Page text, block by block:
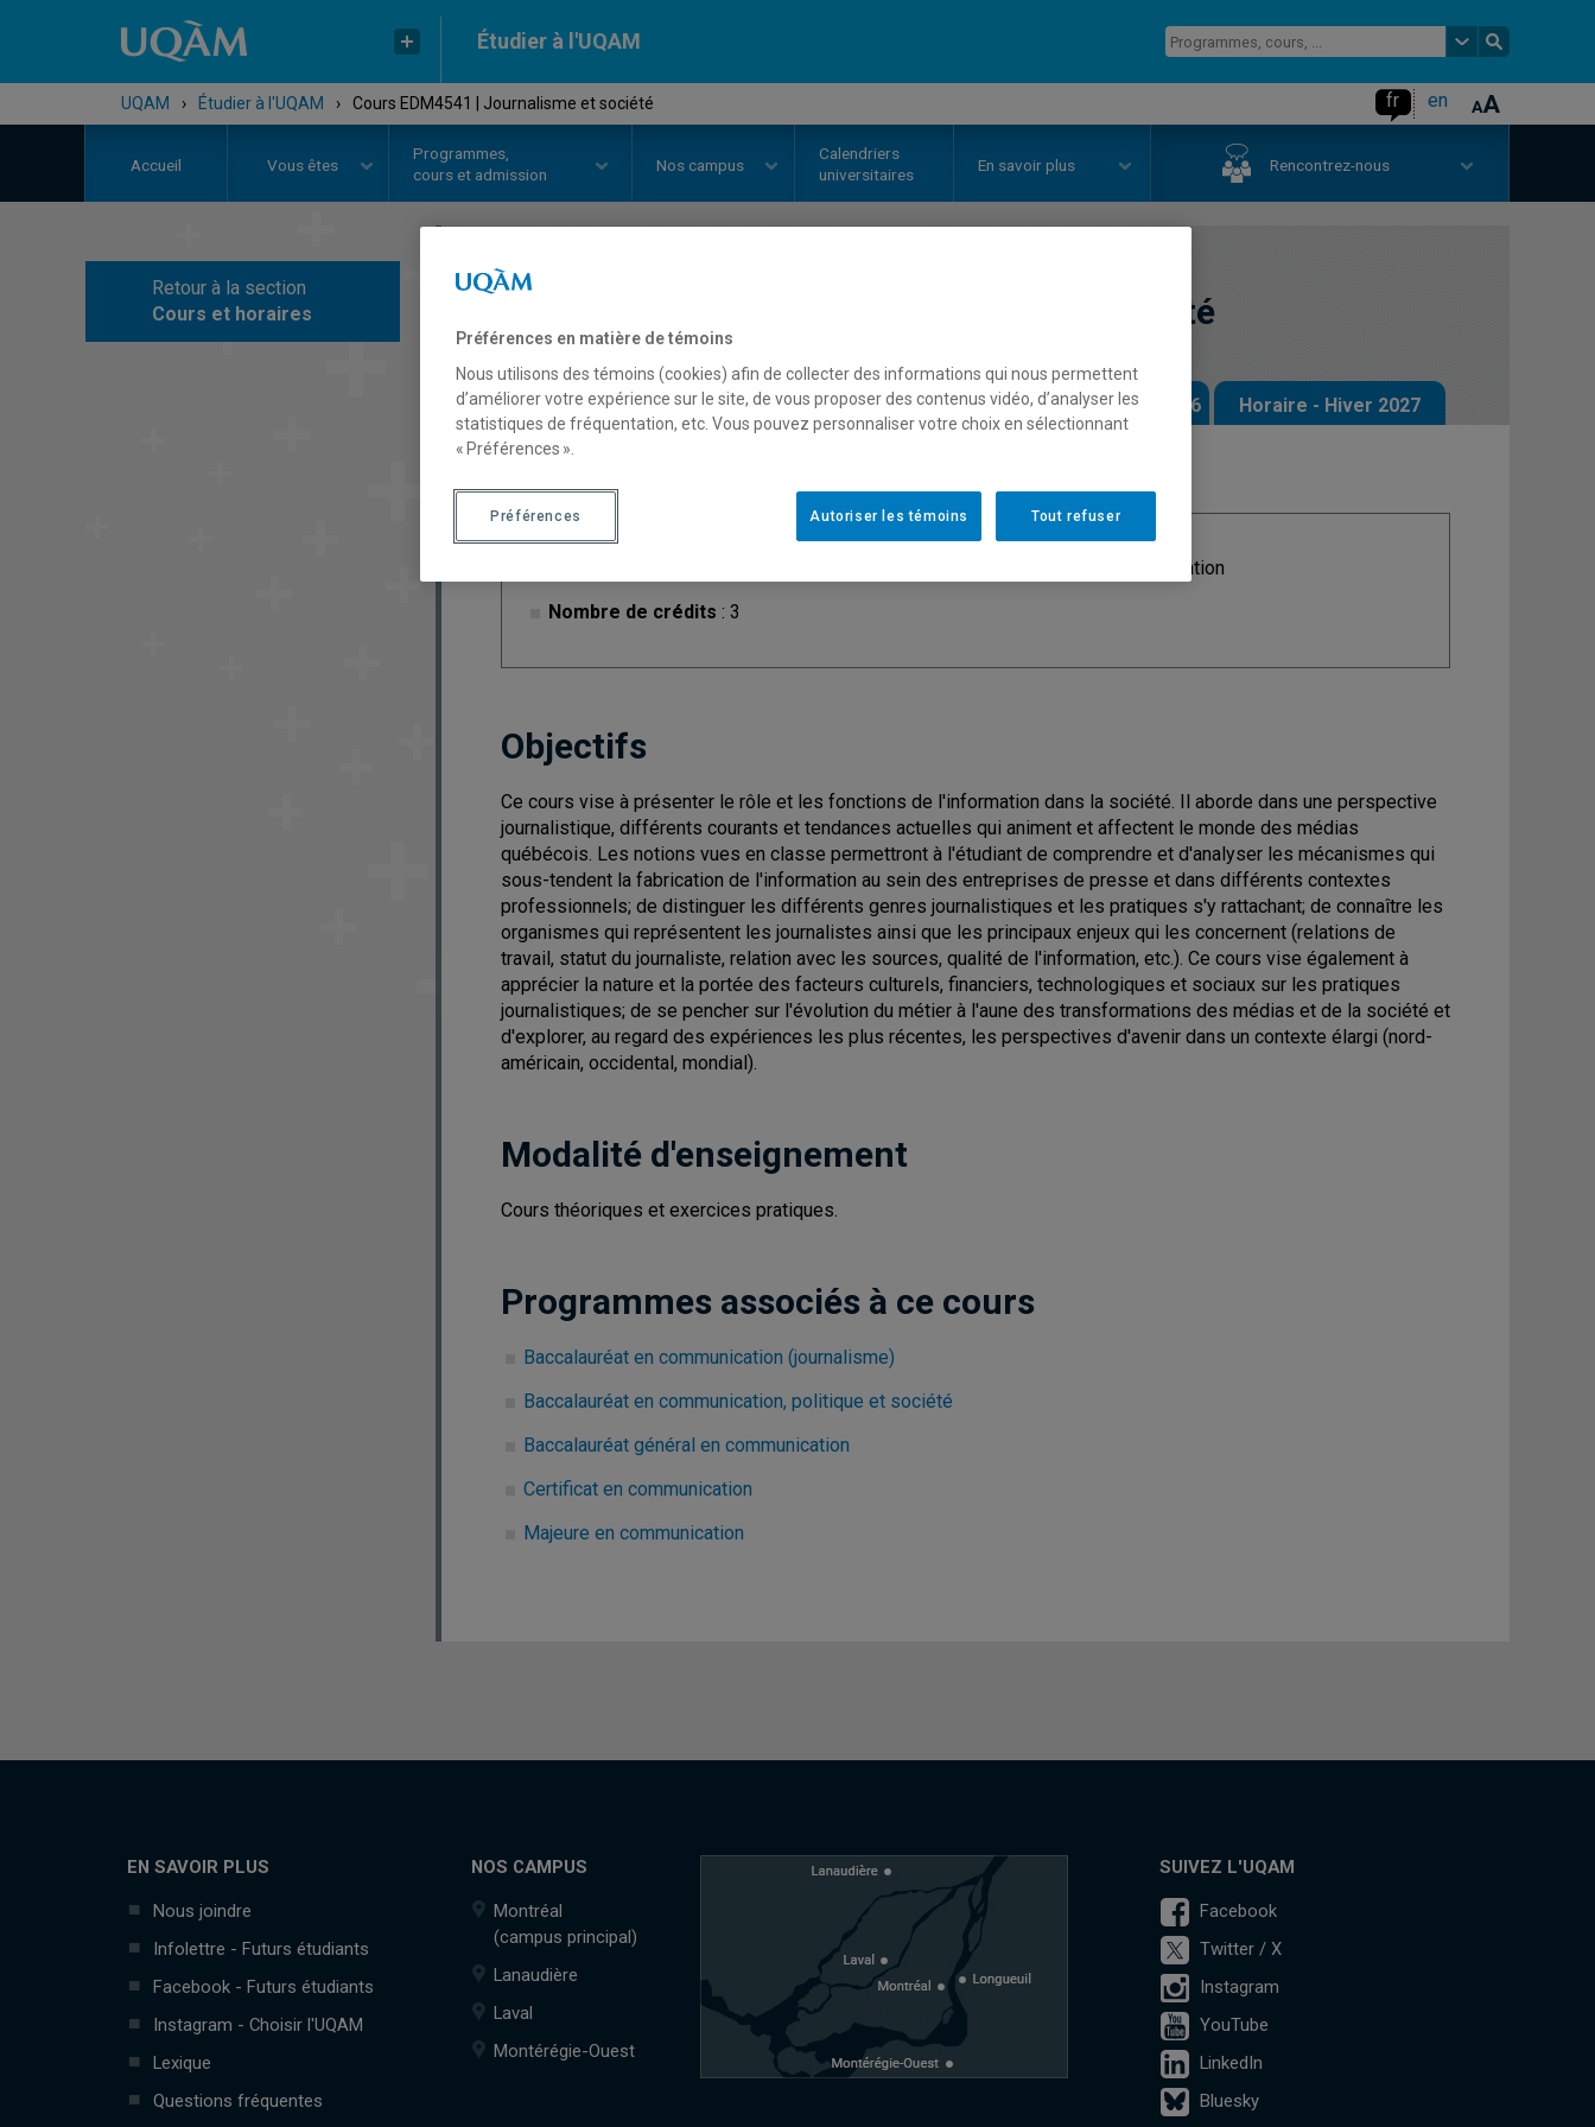
Étudier à l'UQAM
UQAM › Étudier à l'UQAM › Cours EDM4541 | Journalisme et société fr en
Accueil Vous êtes
Programmes,
cours et admission
Nos campus
Calendriers
universitaires
En savoir plus Rencontrez-nous
Retour à la section
Cours et horaires
Journalisme et société
Description Horaire - Été 2026 Horaire - Automne 2026 Horaire - Hiver 2027
Nombre de crédits : 3
: Communication
Objectifs
Ce cours vise à présenter le rôle et les fonctions de l'information dans la société. Il aborde dans une perspective
journalistique, différents courants et tendances actuelles qui animent et affectent le monde des médias
québécois. Les notions vues en classe permettront à l'étudiant de comprendre et d'analyser les mécanismes qui
sous-tendent la fabrication de l'information au sein des entreprises de presse et dans différents contextes
professionnels; de distinguer les différents genres journalistiques et les pratiques s'y rattachant; de connaître les
organismes qui représentent les journalistes ainsi que les principaux enjeux qui les concernent (relations de
travail, statut du journaliste, relation avec les sources, qualité de l'information, etc.). Ce cours vise également à
apprécier la nature et la portée des facteurs culturels, financiers, technologiques et sociaux sur les pratiques
journalistiques; de se pencher sur l'évolution du métier à l'aune des transformations des médias et de la société et
d'explorer, au regard des expériences les plus récentes, les perspectives d'avenir dans un contexte élargi (nord-
américain, occidental, mondial).
Modalité d'enseignement
Cours théoriques et exercices pratiques.
Programmes associés à ce cours
Baccalauréat en communication (journalisme)
Baccalauréat en communication, politique et société
Baccalauréat général en communication
Certificat en communication
Majeure en communication
EN SAVOIR PLUS
Nous joindre
Infolettre - Futurs étudiants
Facebook - Futurs étudiants
Instagram - Choisir l'UQAM
Lexique
Questions fréquentes
NOS CAMPUS
Montréal
(campus principal)
Lanaudière
Laval
Montérégie-Ouest
SUIVEZ L'UQAM
Facebook
Twitter / X
Instagram
YouTube
LinkedIn
Bluesky
Préférences en matière de témoins
Nous utilisons des témoins (cookies) afin de collecter des informations qui nous permettent
d’améliorer votre expérience sur le site, de vous proposer des contenus vidéo, d’analyser les
statistiques de fréquentation, etc. Vous pouvez personnaliser votre choix en sélectionnant
« Préférences ».
Tout refuser
Autoriser les témoins
Préférences